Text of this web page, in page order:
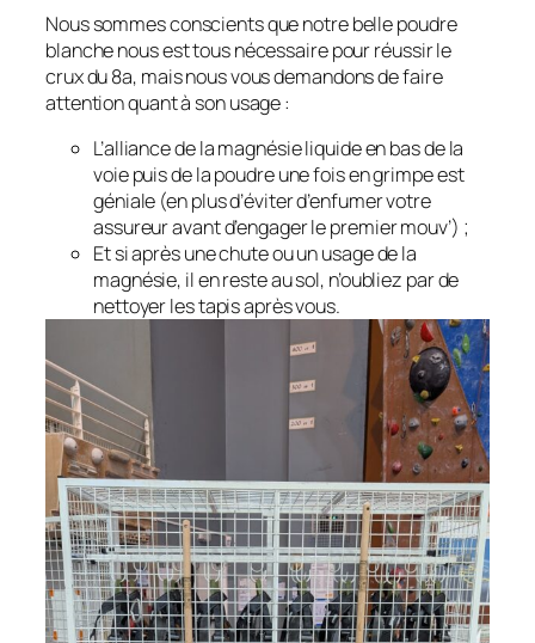
Nous sommes conscients que notre belle poudre
blanche nous est tous nécessaire pour réussir le
crux du 8a, mais nous vous demandons de faire
attention quant à son usage :
L’alliance de la magnésie liquide en bas de la
voie puis de la poudre une fois en grimpe est
géniale (en plus d’éviter d’enfumer votre
assureur avant d’engager le premier mouv’) ;
Et si après une chute ou un usage de la
magnésie, il en reste au sol, n’oubliez par de
nettoyer les tapis après vous.